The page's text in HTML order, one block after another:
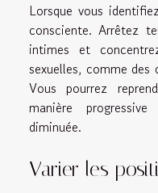
Lorsque vous
consciente. Arrêtez
intimes et
sexuelles, comme des
Vous pourrez
manière
diminuée.
Varier les